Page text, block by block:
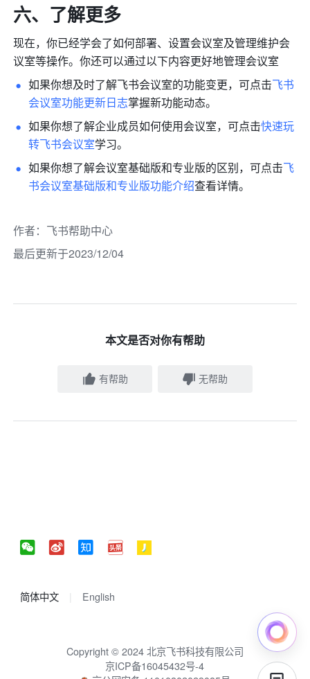
六、了解更多
现在，你已经学会了如何部署、设置会议室及管理维护会
议室等操作。你还可以通过以下内容更好地管理会议室
如果你想及时了解飞书会议室的功能变更，可点击飞书
会议室功能更新日志掌握新功能动态。
如果你想了解企业成员如何使用会议室，可点击快速玩
转飞书会议室学习。
如果你想了解会议室基础版和专业版的区别，可点击飞
书会议室基础版和专业版功能介绍查看详情。
作者： 飞书帮助中心
最后更新于2023/12/04
本文是否对你有帮助
有帮助 无帮助
简体中文 English
Copyright © 2024 北京飞书科技有限公司
京ICP备16045432号-4